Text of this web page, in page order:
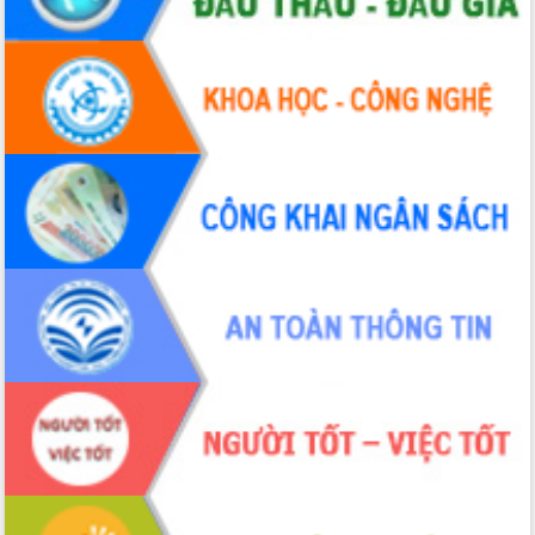
Tháo gỡ những vướng mắc, đẩy mạnh
công tác cải cách thủ tục hành chính
tại Trung tâm Phục vụ hành chính
công tỉnh
Đắk Lắk: Tôn vinh 46 giải pháp tại Hội
thi Sáng tạo Kỹ thuật 2024 - 2025
Đắk Lắk rà soát, điều chỉnh Đề án 190
về phát triển nuôi trồng thủy sản
Phó Chủ tịch UBND tỉnh Đắk Lắk
Trương Công Thái kiểm tra thực địa
Dự án cao tốc Khánh Hòa - Buôn Ma
Thuột
Định vị cà phê Việt Nam như một “di
sản sống” trong dòng chảy toàn cầu
Xây dựng nông thôn mới: Nâng cao đời
sống người dân từ những mô hình thiết
thực
Quyết liệt tháo gỡ vướng mắc, đẩy
nhanh tiến độ các dự án trọng điểm
trong Khu kinh tế Nam Phú Yên